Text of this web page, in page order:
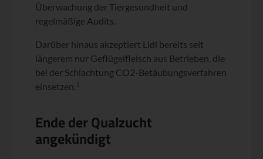
Überwachung der Tiergesundheit und
regelmäßige Audits.
Darüber hinaus akzeptiert Lidl bereits seit
längerem nur Geflügelfleisch aus Betrieben, die
bei der Schlachtung CO2-Betäubungsverfahren
einsetzen. 1
Ende der Qualzucht
angekündigt